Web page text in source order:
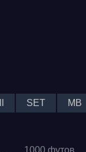
SET MB
1000 футов